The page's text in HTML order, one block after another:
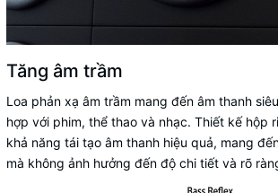
Tăng âm trầm
Loa phản xạ âm trầm mang đến âm thanh
hợp với phim, thể thao và nhạc. Thiết kế hộp
khả năng tái tạo âm thanh hiệu quả, mang
mà không ảnh hưởng đến độ chi tiết và rõ